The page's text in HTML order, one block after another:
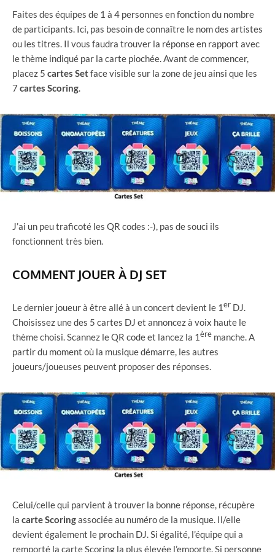
Faites des équipes de 1 à 4 personnes en fonction du nombre
de participants. Ici, pas besoin de connaître le nom des artistes
ou les titres. Il vous faudra trouver la réponse en rapport avec
le thème indiqué par la carte piochée. Avant de commencer,
placez 5 cartes Setface visible sur la zone de jeu ainsi que les
7 cartes Scoring.
J’ai un peu traficoté les QR codes :-), pas de souci ils
fonctionnent très bien.
COMMENT JOUER À DJ SET
Le dernier joueur à être allé à un concert devient le 1 er DJ.
Choisissez une des 5 cartes DJ et annoncez à voix haute le
thème choisi. Scannez le QR code et lancez la 1 ère manche. A
partir du moment où la musique démarre, les autres
joueurs/joueuses peuvent proposer des réponses.
Celui/celle qui parvient à trouver la bonne réponse, récupère
la carteScoringassociée au numéro de la musique. Il/elle
devient également le prochain DJ. Si égalité, l’équipe qui a
remporté la carte Scoring la plus élevée l’emporte. Si personne